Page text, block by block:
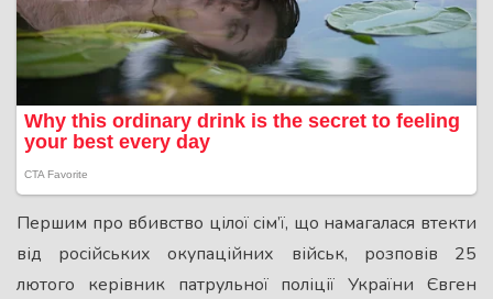
Першим про вбивство цілої сім’ї, що намагалася втекти
від російських окупаційних військ, розповів 25
лютого керівник патрульної поліції України Євген